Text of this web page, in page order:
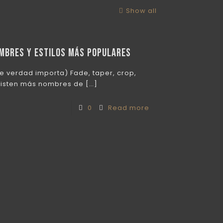
Show all
y estilos más populares
verdad importa) Fade, taper, crop,
más nombres de […]
0 Read more